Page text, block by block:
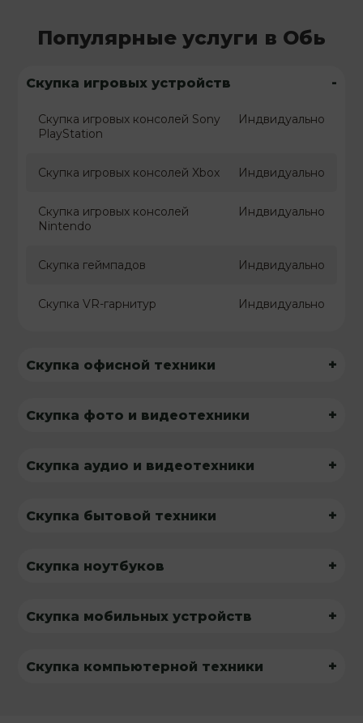
Популярные услуги в Обь
Скупка игровых устройств -
Скупка игровых консолей Sony
PlayStation
Индвидуально
Скупка игровых консолей Xbox Индвидуально
Скупка игровых консолей
Nintendo
Индвидуально
Скупка геймпадов Индвидуально
Скупка VR-гарнитур Индвидуально
Скупка офисной техники +
Скупка фото и видеотехники +
Скупка аудио и видеотехники +
Скупка бытовой техники +
Скупка ноутбуков +
Скупка мобильных устройств +
Скупка компьютерной техники +